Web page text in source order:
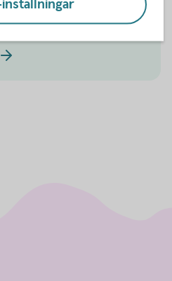
kontor så hjälper vi dig.